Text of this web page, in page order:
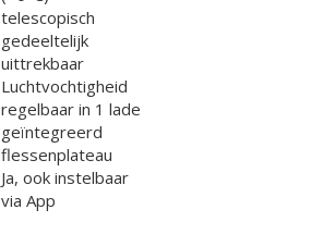
telescopisch
gedeeltelijk
uittrekbaar
Luchtvochtigheid
regelbaar in 1 lade
geïntegreerd
flessenplateau
Ja, ook instelbaar
via App